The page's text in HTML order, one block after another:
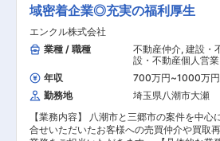
域密着企業◎充実の福利厚生
エンクル株式会社
業種 / 職種
不動産仲介, 建設・
設・不動産個人営業
年収
700万円~1000万円
勤務地
埼玉県八潮市大瀬
【業務内容】 八潮市と三郷市の案件を中心
合せいただいたお客様への売買仲介や買取